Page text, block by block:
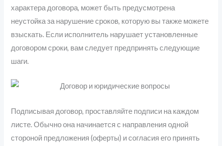
характера договора, может быть предусмотрена
неустойка за нарушение сроков, которую вы также можете
взыскать. Если исполнитель нарушает установленные
договором сроки, вам следует предпринять следующие
шаги.
Подписывая договор, проставляйте подписи на каждом
листе. Обычно она начинается с направления одной
стороной предложения (оферты) и согласия его принять